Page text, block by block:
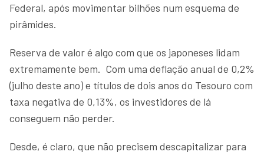
Federal, após movimentar bilhões num esquema de
pirâmides.
Reserva de valor é algo com que os japoneses lidam
extremamente bem. Com uma deflação anual de 0,2%
(julho deste ano) e títulos de dois anos do Tesouro com
taxa negativa de 0,13%, os investidores de lá
conseguem não perder.
Desde, é claro, que não precisem descapitalizar para